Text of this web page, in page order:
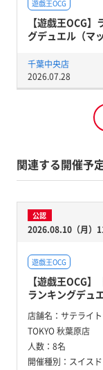
遊戯王OCG
【遊戯王OCG】
グデュエル（マ
千葉中央店
2026.07.28
関連する開催予
公認
2026.08.10（月）
遊戯王OCG
【遊戯王OCG】
ランキングデュ
店舗名： サテライ
TOKYO 秋葉原店
人数： 8名
開催種別： スイス